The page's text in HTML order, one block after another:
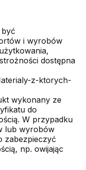
być
i wyrobów
dostępna
z-ktorych-
wykonany ze
do
W przypadku
lub wyrobów
zabezpieczyć
np. owijając